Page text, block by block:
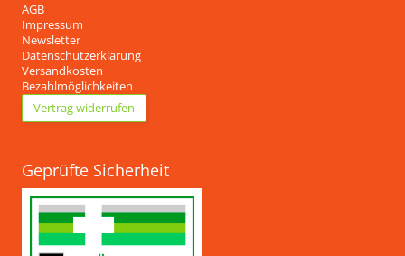
AGB
Impressum
Newsletter
Datenschutzerklärung
Versandkosten
Bezahlmöglichkeiten
Vertrag widerrufen
Geprüfte Sicherheit